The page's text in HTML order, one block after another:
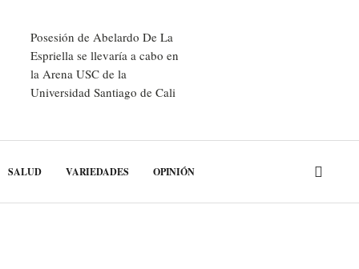
Posesión de Abelardo De La
Espriella se llevaría a cabo en
la Arena USC de la
Universidad Santiago de Cali
SALUD VARIEDADES OPINIÓN